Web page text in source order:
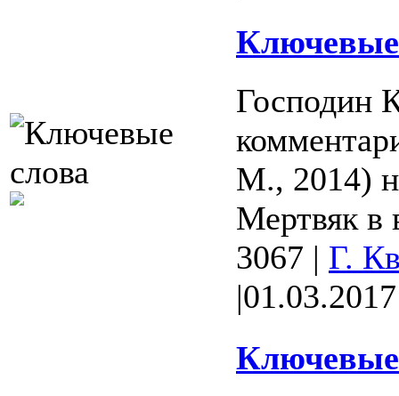
Ключевые
Господин
М., 2014)
Мертвяк в
3067 | Г.
|01.03.2017
Ключевые